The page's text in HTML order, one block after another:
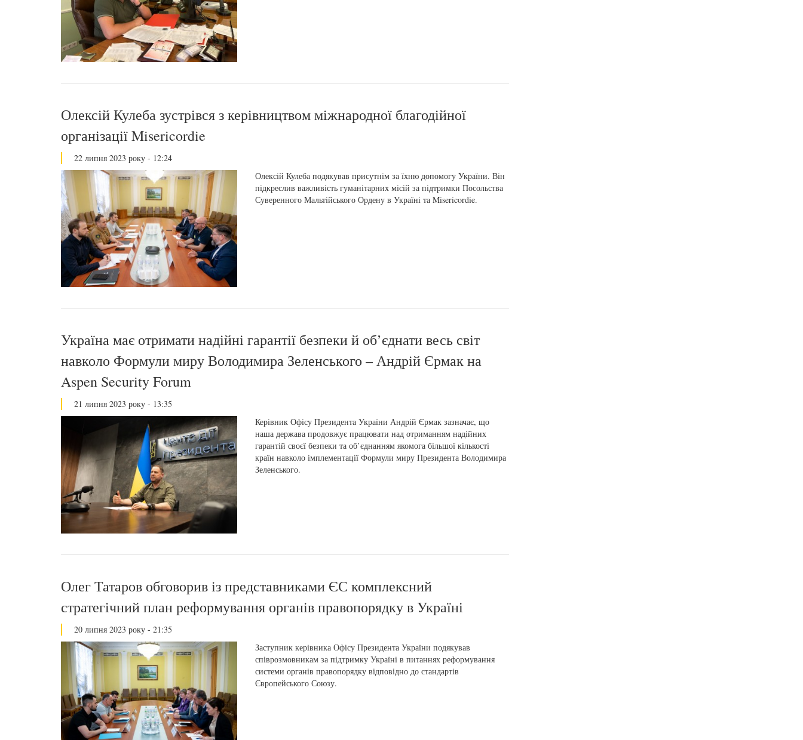
Олексій Кулеба зустрівся з керівництвом міжнародної благодійної
організації Misericordie
22 липня 2023 року - 12:24
Олексій Кулеба подякував присутнім за їхню допомогу України. Він
підкреслив важливість гуманітарних місій за підтримки Посольства
Суверенного Мальтійського Ордену в Україні та Misericordie.
Україна має отримати надійні гарантії безпеки й об’єднати весь світ
навколо Формули миру Володимира Зеленського – Андрій Єрмак на
Aspen Security Forum
21 липня 2023 року - 13:35
Керівник Офісу Президента України Андрій Єрмак зазначає, що
наша держава продовжує працювати над отриманням надійних
гарантій своєї безпеки та об’єднанням якомога більшої кількості
країн навколо імплементації Формули миру Президента Володимира
Зеленського.
Олег Татаров обговорив із представниками ЄС комплексний
стратегічний план реформування органів правопорядку в Україні
20 липня 2023 року - 21:35
Заступник керівника Офісу Президента України подякував
співрозмовникам за підтримку Україні в питаннях реформування
системи органів правопорядку відповідно до стандартів
Європейського Союзу.